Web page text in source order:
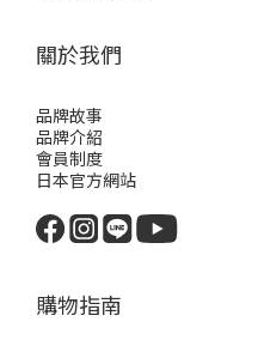
關於我們
品牌故事
品牌介紹
會員制度
日本官方網站
購物指南